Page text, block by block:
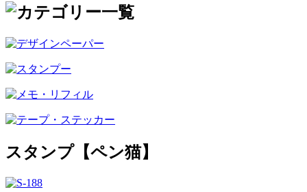
スタンプ【ペン猫】